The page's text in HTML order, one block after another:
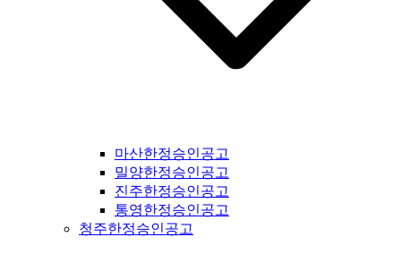
마산한정승인공고
밀양한정승인공고
진주한정승인공고
통영한정승인공고
청주한정승인공고